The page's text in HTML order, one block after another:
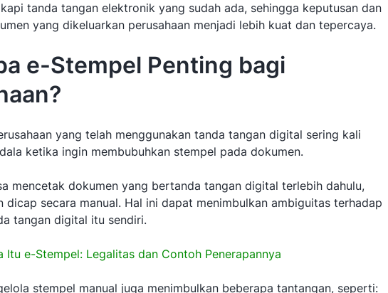
tanda tangan elektronik yang sudah ada, sehingga keputusan dan
yang dikeluarkan perusahaan menjadi lebih kuat dan tepercaya.
e-Stempel Penting bagi
yang telah menggunakan tanda tangan digital sering kali
ketika ingin membubuhkan stempel pada dokumen.
mencetak dokumen yang bertanda tangan digital terlebih dahulu,
dicap secara manual. Hal ini dapat menimbulkan ambiguitas terhadap
tangan digital itu sendiri.
Itu e-Stempel: Legalitas dan Contoh Penerapannya
stempel manual juga menimbulkan beberapa tantangan, seperti: